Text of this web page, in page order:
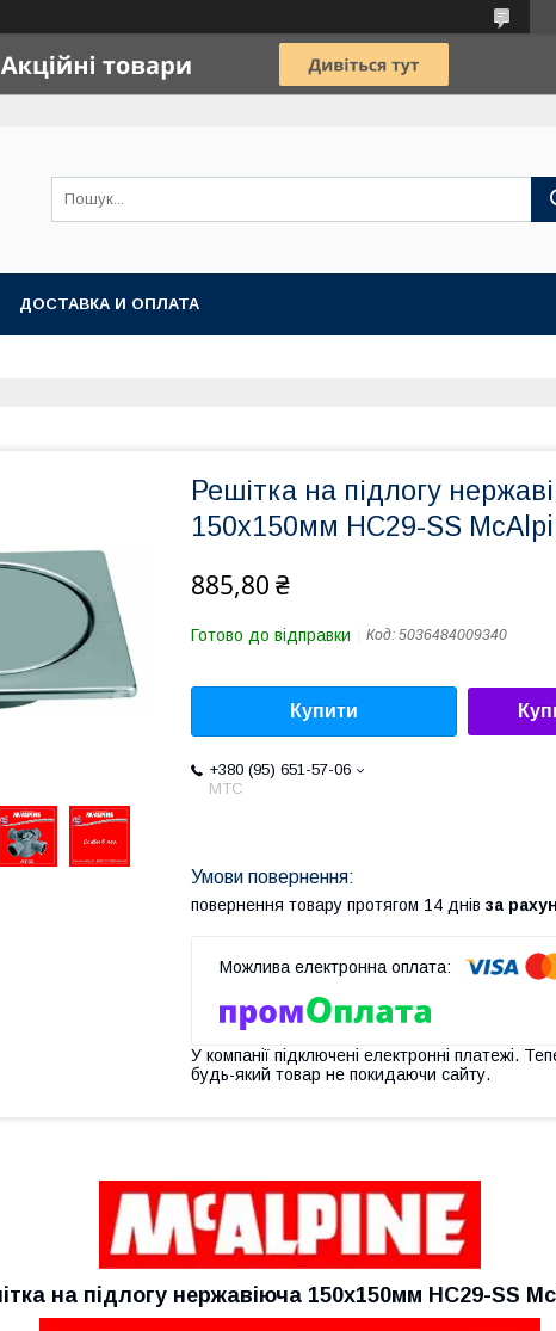
ДОСТАВКА И ОПЛАТА
Решітка на підлогу
150х150мм HC29-SS
885,80 ₴
Готово до відправки Код: 5036484009340
Купити
+380 (95) 651-57-06
MTC
повернення товару протягом 14 днів за
У компанії підключені електронні платежі.
будь-який товар не покидаючи сайту.
на підлогу нержавіюча 150х150мм HC29-SS